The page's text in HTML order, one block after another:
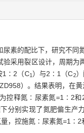
素的配比下，研究不
采用裂区设计，周期
1∶2（C1 ）与2∶1（C2
）。结果表明，在
为控释氮∶尿素氮=1∶2
分别实现了氮肥偏生产
，控施氮∶尿素氮=1∶2